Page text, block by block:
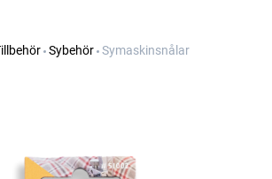
Sybehör Symaskinsnålar